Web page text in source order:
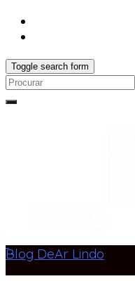
Toggle search form
Search
Blog DeAr Lindo